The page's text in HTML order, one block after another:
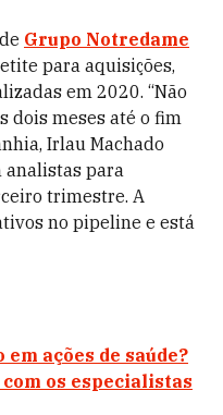
Grupo Notredame
para aquisições,
em 2020. “Não
dois meses até o fim
Irlau Machado
analistas para
trimestre. A
no pipeline e está
ações de saúde?
os especialistas